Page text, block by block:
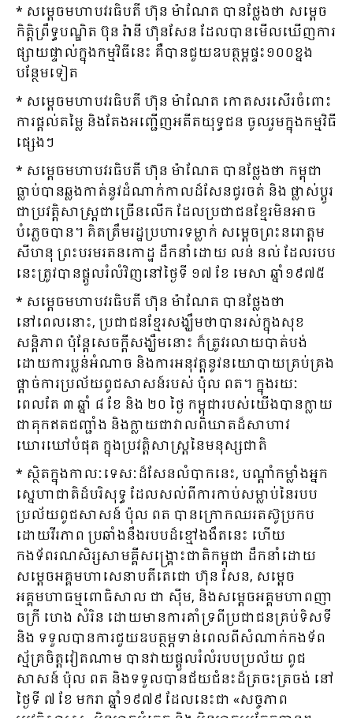
* សម្ដេចមហាបវរធិបតី ហ៊ុន ម៉ាណែត បានថ្លែងថា សម្ដេច
កិត្តិព្រឹទ្ធបណ្ឌិត ប៊ុន រ៉ានី ហ៊ុនសែន ដែលបានមើលឃើញការ
ផ្សាយផ្ទាល់ក្នុងកម្មវិធីនេះ គឺបានជួយឧបត្ថម្ភផ្ទះ១០០ខ្នង
បន្ថែមទៀត
* សម្ដេចមហាបវរធិបតី ហ៊ុន ម៉ាណែត កោតសរសើរចំពោះ
ការផ្ដល់តម្លៃ និងតែងអញ្ជើញអតីតយុទ្ធជន ចូលរួមក្នុងកម្មវិធី
ផ្សេងៗ
* សម្ដេចមហាបវរធិបតី ហ៊ុន ម៉ាណែត បានថ្លែងថា កម្ពុជា
ធ្លាប់បានឆ្លងកាត់នូវដំណាក់កាលដ៏សែនជូរចត់ និង ផ្លាស់ប្តូរ
ជាប្រវត្តិសាស្ត្រជាច្រើនលើក ដែលប្រជាជនខ្មែរមិនអាច
បំភ្លេចបាន។ គិតត្រឹមរដ្ឋប្រហារទម្លាក់ សម្ដេចព្រះនរោត្ដម
សីហនុ ព្រះបរមរតនកោដ្ឋ ដឹកនាំដោយ លន់ នល់ ដែលរបប
នេះត្រូវបានផ្ដួលរំលំវិញនៅថ្ងៃទី ១៧ ខែ មេសា ឆ្នាំ១៩៧៥
* សម្ដេចមហាបវរធិបតី ហ៊ុន ម៉ាណែត បានថ្លែងថា
នៅពេលនោះ, ប្រជាជនខ្មែរសង្ឃឹមថាបានរស់ក្នុងសុខ
សន្តិភាព ប៉ុន្តែសេចក្តីសង្ឃឹមនោះ ក៏ត្រូវរលាយបាត់បង់
ដោយការប្លន់អំណាច និងការអនុវត្តនូវនយោបាយគ្រប់គ្រង
ផ្តាច់ការប្រល័យពូជសាសន៍របស់ ប៉ុល ពត។ ក្នុងរយៈ
ពេលតែ ៣ ឆ្នាំ ៨ ខែ និង ២០ ថ្ងៃ កម្ពុជារបស់យើងបានក្លាយ
ជាគុកឥតជញ្ជាំង និងក្លាយជាវាលពិឃាតដ៏សាហាវ
ឃោរឃៅបំផុត ក្នុងប្រវត្តិសាស្ត្រនៃមនុស្សជាតិ
* ស្ថិតក្នុងកាលៈទេសៈដ៏សែនលំបាកនេះ, បណ្តាំកម្លាំងអ្នក
ស្នេហាជាតិដ៏បរិសុទ្ធ ដែលសល់ពីការកាប់សម្លាប់នៃរបប
ប្រល័យពូជសាសន៍ ប៉ុល ពត បានក្រោកឈរតស៊ូប្រកប
ដោយវីរភាព ប្រឆាំងនឹងរបបដ៏ខ្មៅងងឹតនេះ ហើយ
កងទ័ពរណសិរ្សសាមគ្គីសង្គ្រោះជាតិកម្ពុជា ដឹកនាំដោយ
សម្ដេចអគ្គមហាសេនាបតីតេជោ ហ៊ុន សែន, សម្ដេច
អគ្គមហាធម្មពោធិសាល ជា ស៊ីម, និងសម្តេចអគ្គមហាពញា
ចក្រី ហេង សំរិន ដោយមានការគាំទ្រពីប្រជាជនគ្រប់ទិសទី
និង ទទួលបានការជួយឧបត្ថម្ភទាន់ពេលពីសំណាក់កងទ័ព
ស្ម័គ្រចិត្តវៀតណាម បានវាយផ្ដួលរំលំរបបប្រល័យ ពូជ
សាសន៍ ប៉ុល ពត និងទទួលបានជ័យជំនះដ៏ត្រចះត្រចង់ នៅ
ថ្ងៃទី ៧ ខែ មករា ឆ្នាំ១៩៧៩ ដែលនេះជា «សច្ចភាព